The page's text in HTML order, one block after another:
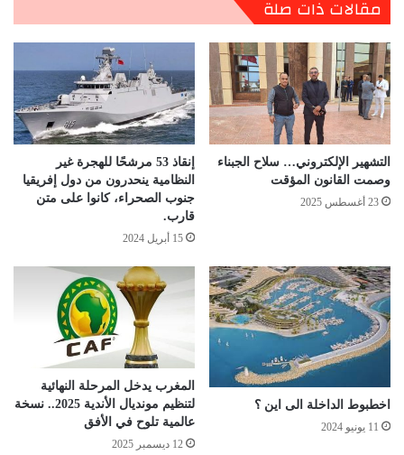
مقالات ذات صلة
التشهير الإلكتروني… سلاح الجبناء
وصمت القانون المؤقت
23 أغسطس 2025
إنقاذ 53 مرشحًا للهجرة غير
النظامية ينحدرون من دول إفريقيا
جنوب الصحراء، كانوا على متن
قارب.
15 أبريل 2024
اخطبوط الداخلة الى اين ؟
11 يونيو 2024
المغرب يدخل المرحلة النهائية
لتنظيم مونديال الأندية 2025.. نسخة
عالمية تلوح في الأفق
12 ديسمبر 2025